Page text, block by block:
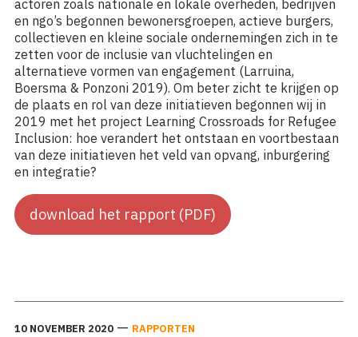
actoren zoals nationale en lokale overheden, bedrijven
en ngo’s begonnen bewonersgroepen, actieve burgers,
collectieven en kleine sociale ondernemingen zich in te
zetten voor de inclusie van vluchtelingen en
alternatieve vormen van engagement (Larruina,
Boersma & Ponzoni 2019). Om beter zicht te krijgen op
de plaats en rol van deze initiatieven begonnen wij in
2019 met het project Learning Crossroads for Refugee
Inclusion: hoe verandert het ontstaan en voortbestaan
van deze initiatieven het veld van opvang, inburgering
en integratie?
download het rapport (PDF)
10 NOVEMBER 2020 — RAPPORTEN